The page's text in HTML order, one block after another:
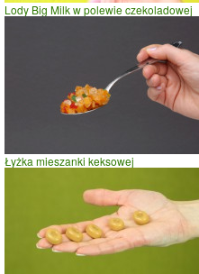
Lody Big Milk w polewie czekoladowej
Łyżka mieszanki keksowej